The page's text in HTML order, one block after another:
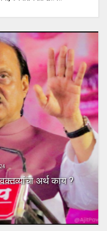
वक्तव्यांचा अर्थ काय ?